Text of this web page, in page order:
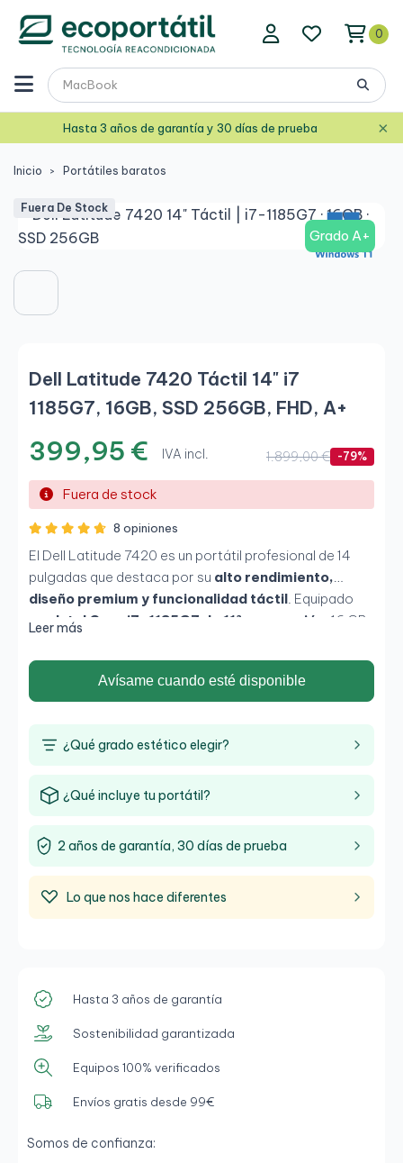
0
Hasta 3 años de garantía y 30 días de prueba ×
Inicio Portátiles baratos
Grado A+
Fuera De Stock
Dell Latitude 7420 Táctil 14" i7
1185G7, 16GB, SSD 256GB, FHD, A+
399,95 € IVA incl. 1.899,00 € -79%
Fuera de stock
8 opiniones
El Dell Latitude 7420 es un portátil profesional de 14
pulgadas que destaca por su alto rendimiento,
diseño premium y funcionalidad táctil. Equipado
con Intel Core i7-1185G7 de 11ª generación
, 16 GB
en multitarea, aplicaciones exigentes y entornos
empresariales. Su pantalla táctil aporta una interacción
más cómoda, convirtiéndolo en una opción ideal para
en un solo equipo.
Leer más
Avísame cuando esté disponible
¿Qué grado estético elegir?
¿Qué incluye tu portátil?
2 años de garantía, 30 días de prueba
Lo que nos hace diferentes
Hasta 3 años de garantía
Sostenibilidad garantizada
Equipos 100% verificados
Envíos gratis desde 99€
Somos de confianza: